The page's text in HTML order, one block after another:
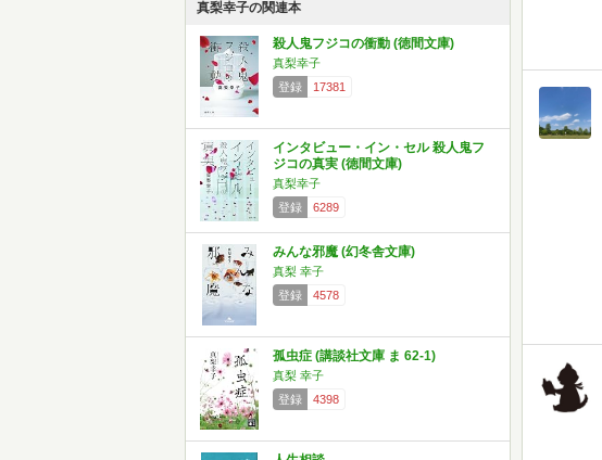
真梨幸子の関連本
殺人鬼フジコの衝動 (徳間文庫)
真梨幸子
登録
17381
インタビュー・イン・セル 殺人鬼フ
ジコの真実 (徳間文庫)
真梨幸子
登録
6289
みんな邪魔 (幻冬舎文庫)
真梨 幸子
登録
4578
孤虫症 (講談社文庫 ま 62-1)
真梨 幸子
登録
4398